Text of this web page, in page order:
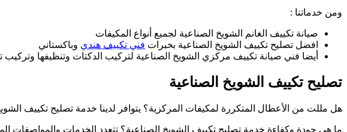
ومن خدماتنا :
صيانة تكييف الغانم الشويخ الصناعية لجميع أنواع المكيفات
افضل تصليح تكييف الشويخ الصناعية بخبرات فني تكييف هندي وباكستاني
أيضا فني صيانة تكييف مركزي الشويخ الصناعية لتركيب الدكتات وتنظيفها وتركيب
تصليح تكييف الشويخ الصناعية
هل مللت من الأعطال المتكررة لمكيفات المركزية؟ يتوافر لدينا خدمة تصليح تكييف
ما هي جودة وكفاءة خدمة تصليح تكييف الشويخ الصناعية؟ تتعدد الخدمات والمواصفات